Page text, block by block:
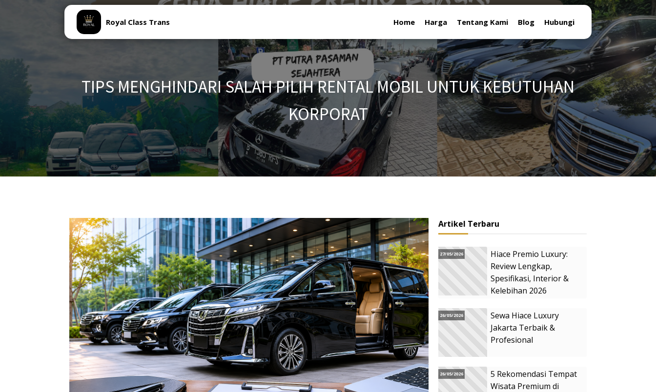
Royal Class Trans Home Harga Tentang Kami Blog Hubungi
TIPS MENGHINDARI SALAH PILIH RENTAL MOBIL UNTUK KEBUTUHAN
KORPORAT
Artikel Terbaru
27/05/2026
Hiace Premio Luxury:
Review Lengkap,
Spesifikasi, Interior &
Kelebihan 2026
26/05/2026
Sewa Hiace Luxury
Jakarta Terbaik &
Profesional
26/05/2026
5 Rekomendasi Tempat
Wisata Premium di